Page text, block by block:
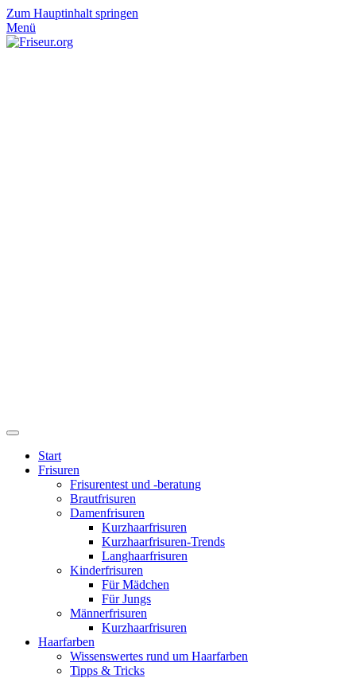
Zum Hauptinhalt springen
Menü
Start
Frisuren
Frisurentest und -beratung
Brautfrisuren
Damenfrisuren
Kurzhaarfrisuren
Kurzhaarfrisuren-Trends
Langhaarfrisuren
Kinderfrisuren
Für Mädchen
Für Jungs
Männerfrisuren
Kurzhaarfrisuren
Haarfarben
Wissenswertes rund um Haarfarben
Tipps & Tricks